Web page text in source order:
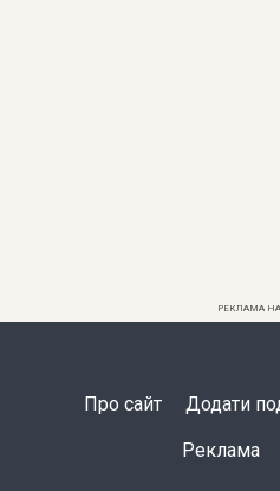
РЕКЛАМА НА
Про сайт Додати
Реклама